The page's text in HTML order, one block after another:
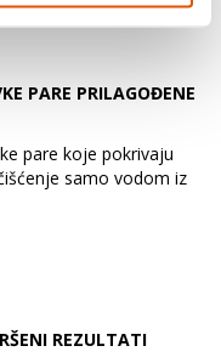
PARE PRILAGOĐENE
pare koje pokrivaju
samo vodom iz
REZULTATI